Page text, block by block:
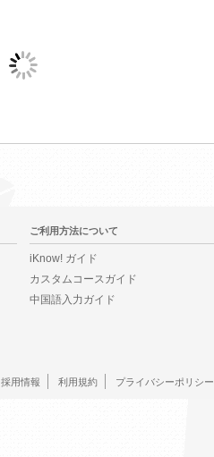
ご利用方法について
iKnow! ガイド
カスタムコースガイド
中国語入力ガイド
採用情報 利用規約 プライバシーポリシー